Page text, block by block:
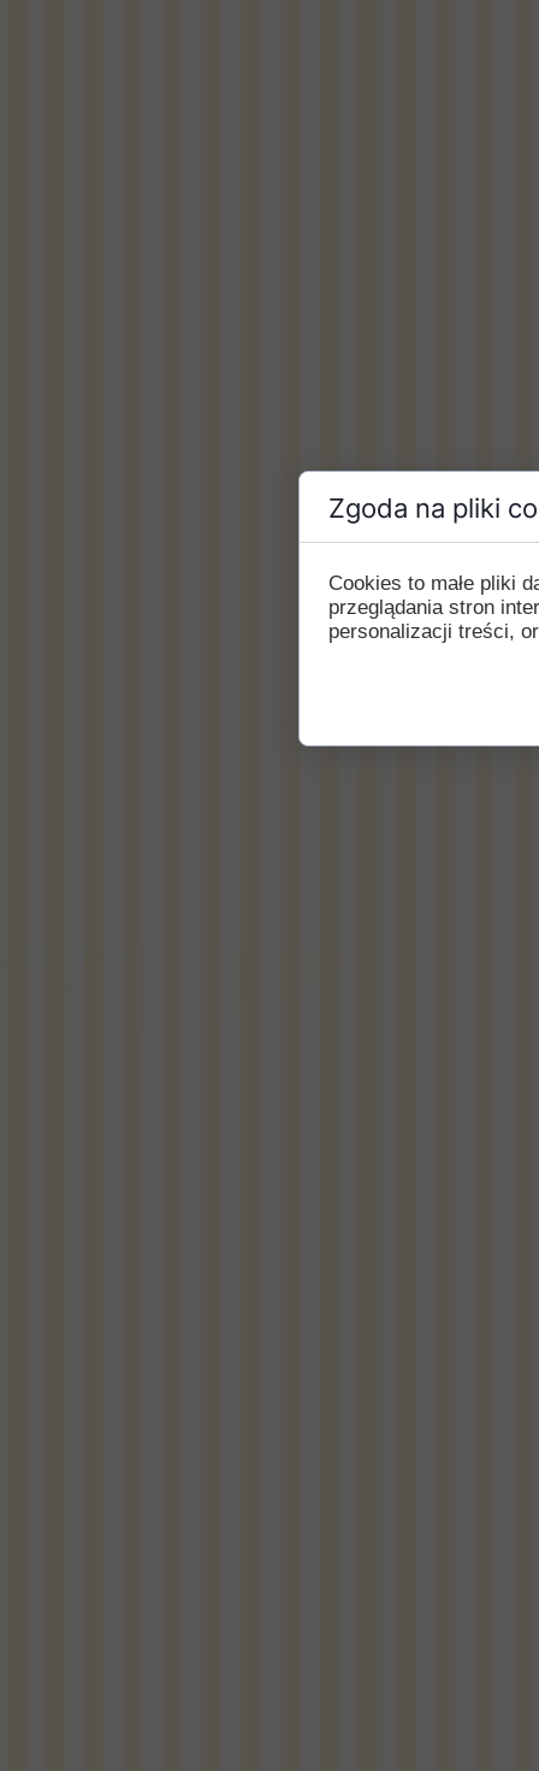
Zgoda na pliki
Cookies to małe pliki
przeglądania stron
personalizacji treści,